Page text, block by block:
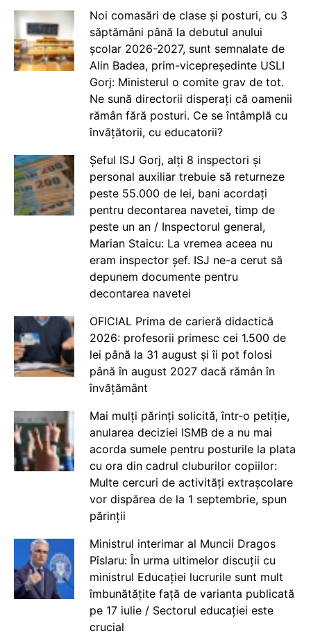
Noi comasări de clase și posturi, cu 3
săptămâni până la debutul anului
școlar 2026-2027, sunt semnalate de
Alin Badea, prim-vicepreședinte USLI
Gorj: Ministerul o comite grav de tot.
Ne sună directorii disperați că oamenii
rămân fără posturi. Ce se întâmplă cu
învățătorii, cu educatorii?
Șeful ISJ Gorj, alți 8 inspectori și
personal auxiliar trebuie să returneze
peste 55.000 de lei, bani acordați
pentru decontarea navetei, timp de
peste un an / Inspectorul general,
Marian Staicu: La vremea aceea nu
eram inspector șef. ISJ ne-a cerut să
depunem documente pentru
decontarea navetei
OFICIAL Prima de carieră didactică
2026: profesorii primesc cei 1.500 de
lei până la 31 august și îi pot folosi
până în august 2027 dacă rămân în
învățământ
Mai mulți părinți solicită, într-o petiție,
anularea deciziei ISMB de a nu mai
acorda sumele pentru posturile la plata
cu ora din cadrul cluburilor copiilor:
Multe cercuri de activități extrașcolare
vor dispărea de la 1 septembrie, spun
părinții
Ministrul interimar al Muncii Dragos
Pîslaru: În urma ultimelor discuții cu
ministrul Educației lucrurile sunt mult
îmbunătățite față de varianta publicată
pe 17 iulie / Sectorul educației este
crucial